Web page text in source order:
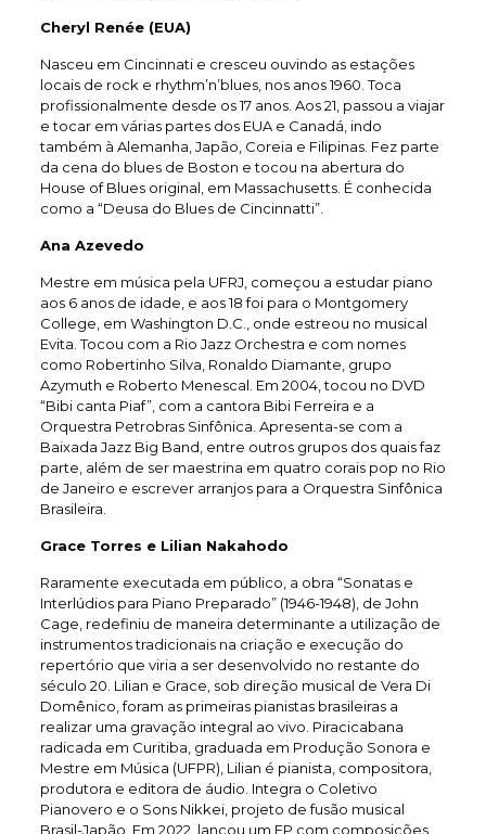
Cheryl Renée (EUA)
Nasceu em Cincinnati e cresceu ouvindo as estações
locais de rock e rhythm’n’blues, nos anos 1960. Toca
profissionalmente desde os 17 anos. Aos 21, passou a viajar
e tocar em várias partes dos EUA e Canadá, indo
também à Alemanha, Japão, Coreia e Filipinas. Fez parte
da cena do blues de Boston e tocou na abertura do
House of Blues original, em Massachusetts. É conhecida
como a “Deusa do Blues de Cincinnatti”.
Ana Azevedo
Mestre em música pela UFRJ, começou a estudar piano
aos 6 anos de idade, e aos 18 foi para o Montgomery
College, em Washington D.C., onde estreou no musical
Evita. Tocou com a Rio Jazz Orchestra e com nomes
como Robertinho Silva, Ronaldo Diamante, grupo
Azymuth e Roberto Menescal. Em 2004, tocou no DVD
“Bibi canta Piaf”, com a cantora Bibi Ferreira e a
Orquestra Petrobras Sinfônica. Apresenta-se com a
Baixada Jazz Big Band, entre outros grupos dos quais faz
parte, além de ser maestrina em quatro corais pop no Rio
de Janeiro e escrever arranjos para a Orquestra Sinfônica
Brasileira.
Grace Torres e Lilian Nakahodo
Raramente executada em público, a obra “Sonatas e
Interlúdios para Piano Preparado” (1946-1948), de John
Cage, redefiniu de maneira determinante a utilização de
instrumentos tradicionais na criação e execução do
repertório que viria a ser desenvolvido no restante do
século 20. Lilian e Grace, sob direção musical de Vera Di
Domênico, foram as primeiras pianistas brasileiras a
realizar uma gravação integral ao vivo. Piracicabana
radicada em Curitiba, graduada em Produção Sonora e
Mestre em Música (UFPR), Lilian é pianista, compositora,
produtora e editora de áudio. Integra o Coletivo
Pianovero e o Sons Nikkei, projeto de fusão musical
Brasil-Japão. Em 2022, lançou um EP com composições